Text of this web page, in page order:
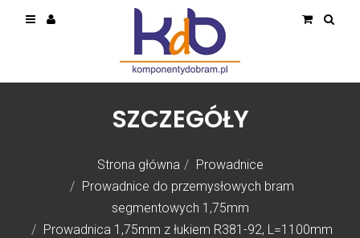
Strona główna
Prowadnice
Prowadnice do przemysłowych bram
segmentowych 1,75mm
Prowadnica 1,75mm z łukiem R381-92, L=1100mm
SZCZEGÓŁY